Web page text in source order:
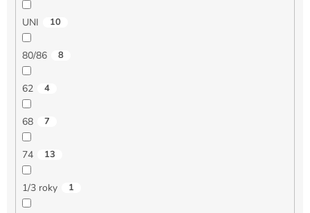
UNI 10
80/86 8
62 4
68 7
74 13
1/3 roky 1